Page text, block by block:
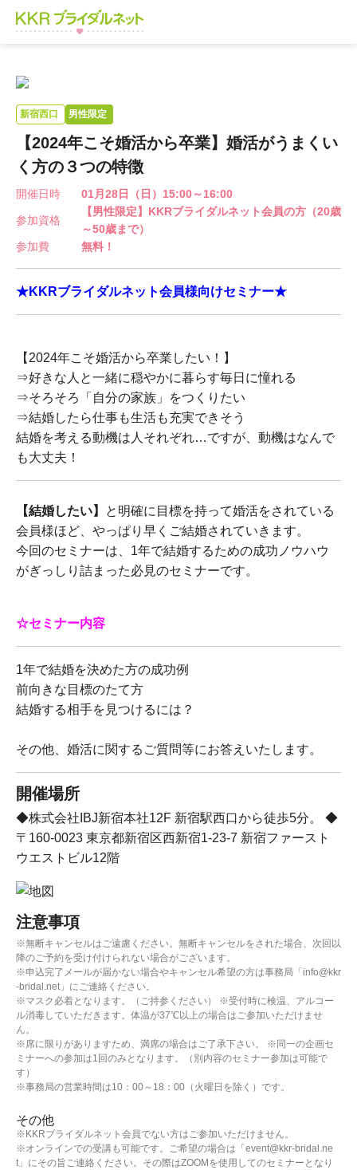
新宿西口 男性限定
【2024年こそ婚活から卒業】婚活がうまくい
く方の３つの特徴
開催日時 01月28日（日）15:00～16:00
参加資格
【男性限定】KKRブライダルネット会員の方（20歳
～50歳まで）
参加費
無料！
★KKRブライダルネット会員様向けセミナー★
【2024年こそ婚活から卒業したい！】
⇒好きな人と一緒に穏やかに暮らす毎日に憧れる
⇒そろそろ「自分の家族」をつくりたい
⇒結婚したら仕事も生活も充実できそう
結婚を考える動機は人それぞれ…ですが、動機はなんで
も大丈夫！
【結婚したい】
と明確に目標を持って婚活をされている
会員様ほど、やっぱり早くご結婚されていきます。
今回のセミナーは、1年で結婚するための成功ノウハウ
がぎっしり詰まった必見のセミナーです。
☆セミナー内容
1年で結婚を決めた方の成功例
前向きな目標のたて方
結婚する相手を見つけるには？
その他、婚活に関するご質問等にお答えいたします。
開催場所
◆株式会社IBJ新宿本社12F 新宿駅西口から徒歩5分。 ◆
〒160-0023 東京都新宿区西新宿1-23-7 新宿ファースト
ウエストビル12階
注意事項
※無断キャンセルはご遠慮ください。無断キャンセルをされた場合、次回以
降のご予約を受け付けられない場合がございます。
※申込完了メールが届かない場合やキャンセル希望の方は事務局「info@kkr
-bridal.net」にご連絡ください。
※マスク必着となります。（ご持参ください） ※受付時に検温、アルコー
ル消毒していただきます。体温が37℃以上の場合はご参加いただけませ
ん。
※席に限りがありますため、満席の場合はご了承下さい。 ※同一の企画セ
ミナーへの参加は1回のみとなります。（別内容のセミナー参加は可能で
す）
※事務局の営業時間は10：00～18：00（火曜日を除く）です。
その他
※KKRブライダルネット会員でない方はご参加いただけません。
※オンラインでの受講も可能です。ご希望の場合は「event@kkr-bridal.ne
t」にその旨ご連絡ください。その際はZOOMを使用してのセミナーとなり